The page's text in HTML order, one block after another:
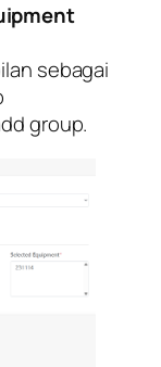
sebagai
group.